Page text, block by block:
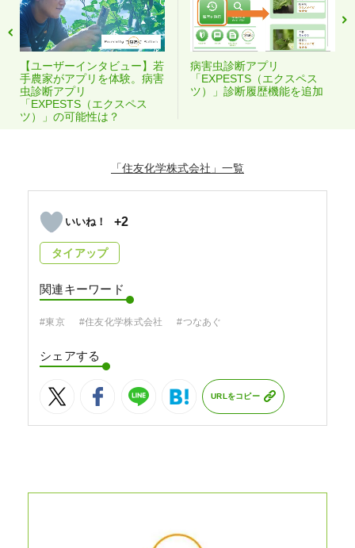
【ユーザーインタビュー】若
手農家がアプリを体験。病害
虫診断アプリ
「EXPESTS（エクスペス
ツ）」の可能性は？
病害虫診断アプリ
「EXPESTS（エクスペス
ツ）」診断履歴機能を追加
「住友化学株式会社」
+2
タイアップ
関連キーワード
#東京 #住友化学株式会社 #つなあぐ
シェアする
URLをコピー